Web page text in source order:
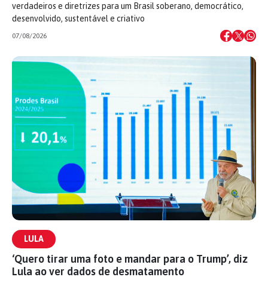
verdadeiros e diretrizes para um Brasil soberano, democrático,
desenvolvido, sustentável e criativo
07/08/2026
LULA
‘Quero tirar uma foto e mandar para o Trump’, diz
Lula ao ver dados de desmatamento